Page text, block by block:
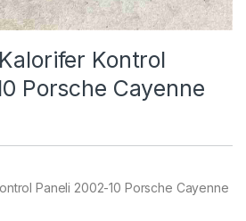
Kontrol
Porsche Cayenne
Paneli 2002-10 Porsche Cayenne